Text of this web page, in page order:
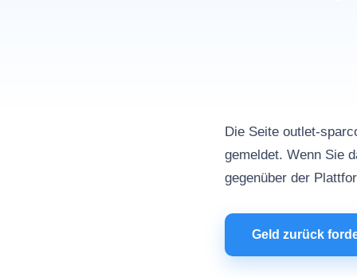
Die Seite outlet-
gemeldet. Wenn Sie
gegenüber der
Geld zurück